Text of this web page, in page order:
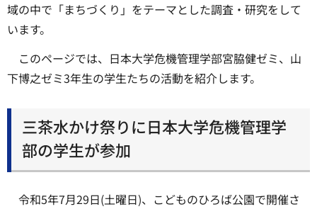
域の中で「まちづくり」をテーマとした調査・研究をして
います。
このページでは、日本大学危機管理学部宮脇健ゼミ、山
下博之ゼミ3年生の学生たちの活動を紹介します。
三茶水かけ祭りに日本大学危機管理学
部の学生が参加
令和5年7月29日(土曜日)、こどものひろば公園で開催さ